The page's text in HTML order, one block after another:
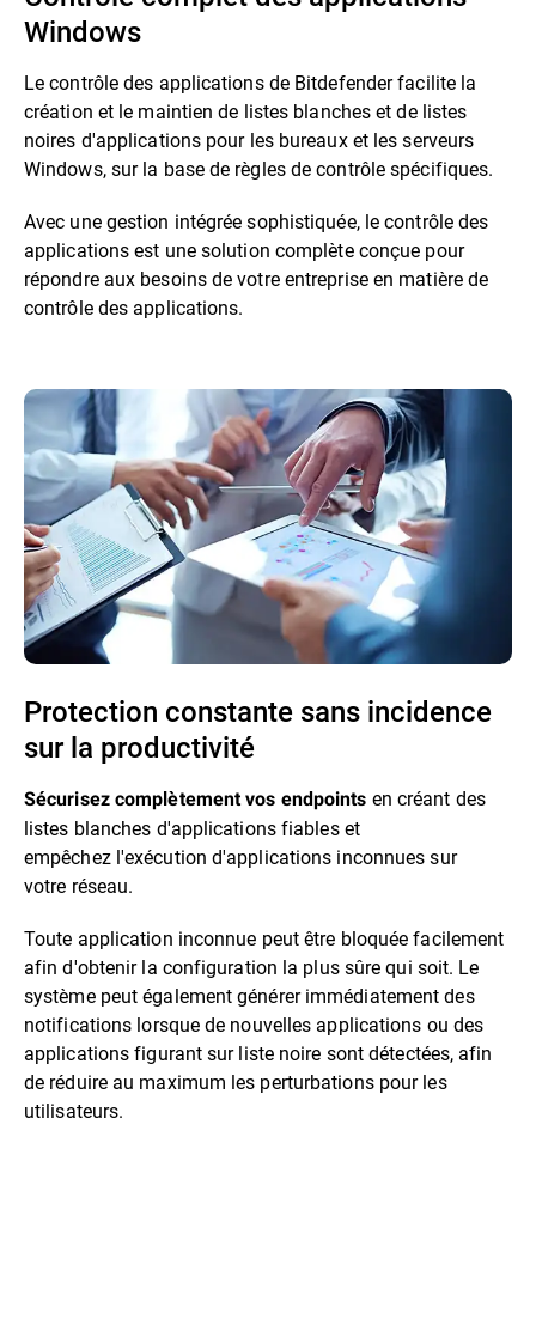
Windows
Le contrôle des applications de Bitdefender facilite la
création et le maintien de listes blanches et de listes
noires d'applications pour les bureaux et les serveurs
Windows, sur la base de règles de contrôle spécifiques.
Avec une gestion intégrée sophistiquée, le contrôle des
applications est une solution complète conçue pour
répondre aux besoins de votre entreprise en matière de
contrôle des applications.
Protection constante sans incidence
sur la productivité
Sécurisez complètement vos endpoints en créant des
listes blanches d'applications fiables et
empêchez l'exécution d'applications inconnues sur
votre réseau.
Toute application inconnue peut être bloquée facilement
afin d'obtenir la configuration la plus sûre qui soit. Le
système peut également générer immédiatement des
notifications lorsque de nouvelles applications ou des
applications figurant sur liste noire sont détectées, afin
de réduire au maximum les perturbations pour les
utilisateurs.